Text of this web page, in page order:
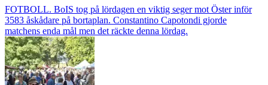
FOTBOLL. BoIS tog på lördagen en viktig seger mot Öster inför
3583 åskådare på bortaplan. Constantino Capotondi gjorde
matchens enda mål men det räckte denna lördag.